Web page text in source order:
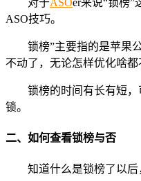
ASO技巧。
锁榜”主要指的是苹果
不动了，无论怎样优化啥
锁榜的时间有长有短
锁。
二、如何查看锁榜与否
知道什么是锁榜了以